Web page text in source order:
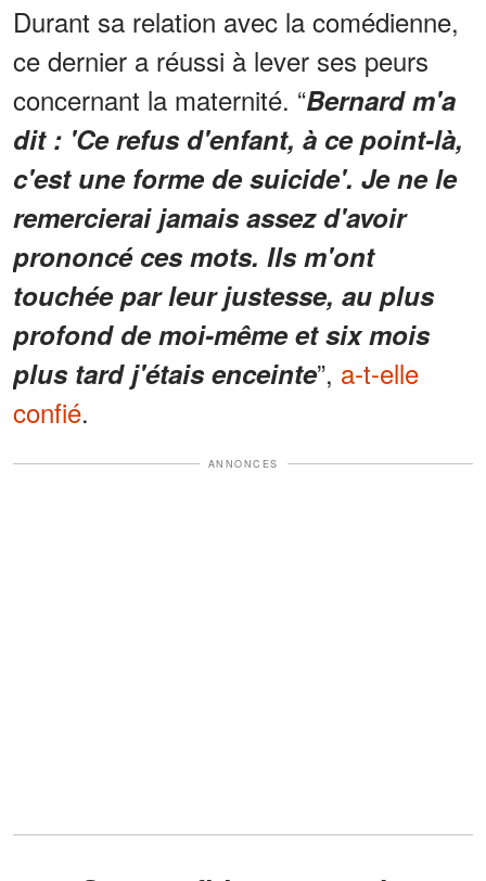
Durant sa relation avec la comédienne,
ce dernier a réussi à lever ses peurs
concernant la maternité. “Bernard m'a
dit : 'Ce refus d'enfant, à ce point-là,
c'est une forme de suicide'. Je ne le
remercierai jamais assez d'avoir
prononcé ces mots. Ils m'ont
touchée par leur justesse, au plus
profond de moi-même et six mois
plus tard j'étais enceinte”, a-t-elle
confié.
ANNONCES